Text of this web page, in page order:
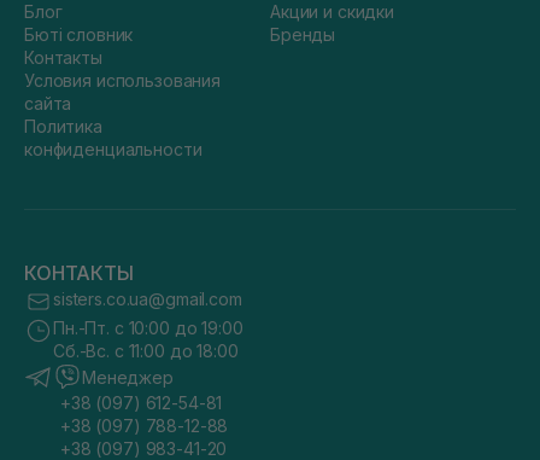
Блог
Бюті словник
Контакты
Условия использования
сайта
Политика
конфиденциальности
Акции и скидки
Бренды
КОНТАКТЫ
sisters.co.ua@gmail.com
Пн.-Пт. с 10:00 до 19:00
Сб.-Вс. с 11:00 до 18:00
Менеджер
+38 (097) 612-54-81
+38 (097) 788-12-88
+38 (097) 983-41-20